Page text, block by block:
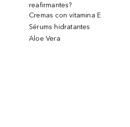
reafirmantes?
Cremas con vitamina E
Sérums hidratantes
Aloe Vera